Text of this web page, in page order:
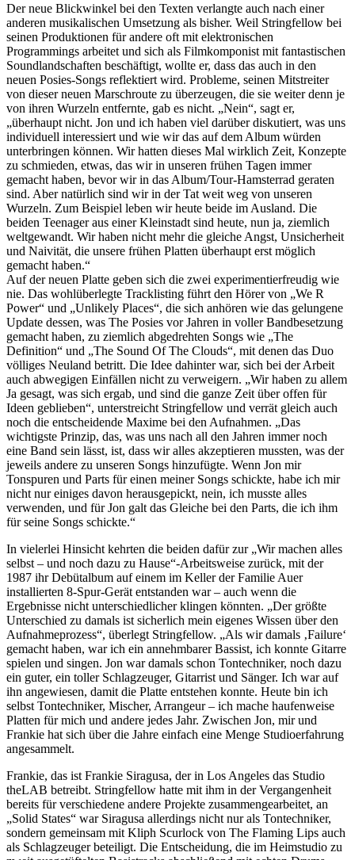
Der neue Blickwinkel bei den Texten verlangte auch nach einer
anderen musikalischen Umsetzung als bisher. Weil Stringfellow bei
seinen Produktionen für andere oft mit elektronischen
Programmings arbeitet und sich als Filmkomponist mit fantastischen
Soundlandschaften beschäftigt, wollte er, dass das auch in den
neuen Posies-Songs reflektiert wird. Probleme, seinen Mitstreiter
von dieser neuen Marschroute zu überzeugen, die sie weiter denn je
von ihren Wurzeln entfernte, gab es nicht. „Nein“, sagt er,
„überhaupt nicht. Jon und ich haben viel darüber diskutiert, was uns
individuell interessiert und wie wir das auf dem Album würden
unterbringen können. Wir hatten dieses Mal wirklich Zeit, Konzepte
zu schmieden, etwas, das wir in unseren frühen Tagen immer
gemacht haben, bevor wir in das Album/Tour-Hamsterrad geraten
sind. Aber natürlich sind wir in der Tat weit weg von unseren
Wurzeln. Zum Beispiel leben wir heute beide im Ausland. Die
beiden Teenager aus einer Kleinstadt sind heute, nun ja, ziemlich
weltgewandt. Wir haben nicht mehr die gleiche Angst, Unsicherheit
und Naivität, die unsere frühen Platten überhaupt erst möglich
gemacht haben.“
Auf der neuen Platte geben sich die zwei experimentierfreudig wie
nie. Das wohlüberlegte Tracklisting führt den Hörer von „We R
Power“ und „Unlikely Places“, die sich anhören wie das gelungene
Update dessen, was The Posies vor Jahren in voller Bandbesetzung
gemacht haben, zu ziemlich abgedrehten Songs wie „The
Definition“ und „The Sound Of The Clouds“, mit denen das Duo
völliges Neuland betritt. Die Idee dahinter war, sich bei der Arbeit
auch abwegigen Einfällen nicht zu verweigern. „Wir haben zu allem
Ja gesagt, was sich ergab, und sind die ganze Zeit über offen für
Ideen geblieben“, unterstreicht Stringfellow und verrät gleich auch
noch die entscheidende Maxime bei den Aufnahmen. „Das
wichtigste Prinzip, das, was uns nach all den Jahren immer noch
eine Band sein lässt, ist, dass wir alles akzeptieren mussten, was der
jeweils andere zu unseren Songs hinzufügte. Wenn Jon mir
Tonspuren und Parts für einen meiner Songs schickte, habe ich mir
nicht nur einiges davon herausgepickt, nein, ich musste alles
verwenden, und für Jon galt das Gleiche bei den Parts, die ich ihm
für seine Songs schickte.“
In vielerlei Hinsicht kehrten die beiden dafür zur „Wir machen alles
selbst – und noch dazu zu Hause“-Arbeitsweise zurück, mit der
1987 ihr Debütalbum auf einem im Keller der Familie Auer
installierten 8-Spur-Gerät entstanden war – auch wenn die
Ergebnisse nicht unterschiedlicher klingen könnten. „Der größte
Unterschied zu damals ist sicherlich mein eigenes Wissen über den
Aufnahmeprozess“, überlegt Stringfellow. „Als wir damals ‚Failure‘
gemacht haben, war ich ein annehmbarer Bassist, ich konnte Gitarre
spielen und singen. Jon war damals schon Tontechniker, noch dazu
ein guter, ein toller Schlagzeuger, Gitarrist und Sänger. Ich war auf
ihn angewiesen, damit die Platte entstehen konnte. Heute bin ich
selbst Tontechniker, Mischer, Arrangeur – ich mache haufenweise
Platten für mich und andere jedes Jahr. Zwischen Jon, mir und
Frankie hat sich über die Jahre einfach eine Menge Studioerfahrung
angesammelt.
Frankie, das ist Frankie Siragusa, der in Los Angeles das Studio
theLAB betreibt. Stringfellow hatte mit ihm in der Vergangenheit
bereits für verschiedene andere Projekte zusammengearbeitet, an
„Solid States“ war Siragusa allerdings nicht nur als Tontechniker,
sondern gemeinsam mit Kliph Scurlock von The Flaming Lips auch
als Schlagzeuger beteiligt. Die Entscheidung, die im Heimstudio zu